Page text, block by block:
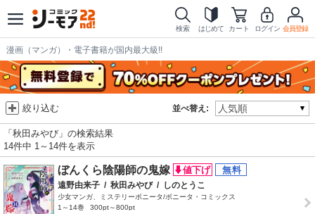
検索 はじめて カート ログイン 会員登録
漫画（マンガ）・電子書籍が国内最大級!!
並べ替え:
絞り込む
「秋田みやび」の検索結果
14件中 1～14件を表示
ぼんくら陰陽師の鬼嫁
遠野由来子 / 秋田みやび / しのとうこ
少女マンガ、ミステリーボニータ/ボニータ・コミックス
1～14巻
300pt～800pt